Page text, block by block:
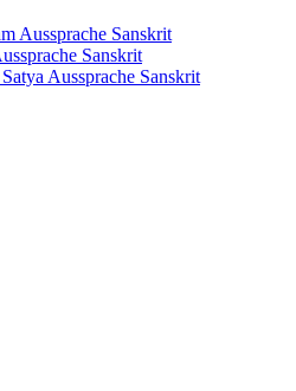
Aussprache Sanskrit
Sanskrit
Aussprache Sanskrit